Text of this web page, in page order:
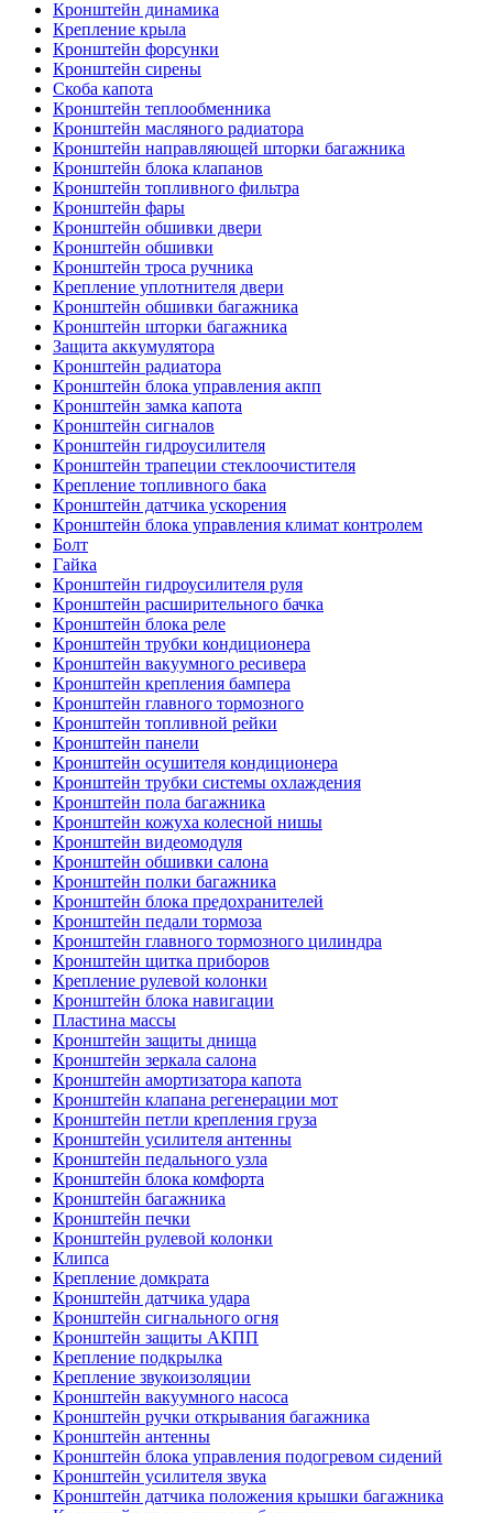
Кронштейн динамика
Крепление крыла
Кронштейн форсунки
Кронштейн сирены
Скоба капота
Кронштейн теплообменника
Кронштейн масляного радиатора
Кронштейн направляющей шторки багажника
Кронштейн блока клапанов
Кронштейн топливного фильтра
Кронштейн фары
Кронштейн обшивки двери
Кронштейн обшивки
Кронштейн троса ручника
Крепление уплотнителя двери
Кронштейн обшивки багажника
Кронштейн шторки багажника
Защита аккумулятора
Кронштейн радиатора
Кронштейн блока управления акпп
Кронштейн замка капота
Кронштейн сигналов
Кронштейн гидроусилителя
Кронштейн трапеции стеклоочистителя
Крепление топливного бака
Кронштейн датчика ускорения
Кронштейн блока управления климат контролем
Болт
Гайка
Кронштейн гидроусилителя руля
Кронштейн расширительного бачка
Кронштейн блока реле
Кронштейн трубки кондиционера
Кронштейн вакуумного ресивера
Кронштейн крепления бампера
Кронштейн главного тормозного
Кронштейн топливной рейки
Кронштейн панели
Кронштейн осушителя кондиционера
Кронштейн трубки системы охлаждения
Кронштейн пола багажника
Кронштейн кожуха колесной нишы
Кронштейн видеомодуля
Кронштейн обшивки салона
Кронштейн полки багажника
Кронштейн блока предохранителей
Кронштейн педали тормоза
Кронштейн главного тормозного цилиндра
Кронштейн щитка приборов
Крепление рулевой колонки
Кронштейн блока навигации
Пластина массы
Кронштейн защиты днища
Кронштейн зеркала салона
Кронштейн амортизатора капота
Кронштейн клапана регенерации мот
Кронштейн петли крепления груза
Кронштейн усилителя антенны
Кронштейн педального узла
Кронштейн блока комфорта
Кронштейн багажника
Кронштейн печки
Кронштейн рулевой колонки
Клипса
Крепление домкрата
Кронштейн датчика удара
Кронштейн сигнального огня
Кронштейн защиты АКПП
Крепление подкрылка
Крепление звукоизоляции
Кронштейн вакуумного насоса
Кронштейн ручки открывания багажника
Кронштейн антенны
Кронштейн блока управления подогревом сидений
Кронштейн усилителя звука
Кронштейн датчика положения крышки багажника